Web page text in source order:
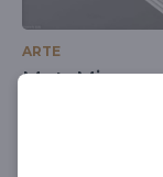
ARTE
MetaMic:
La